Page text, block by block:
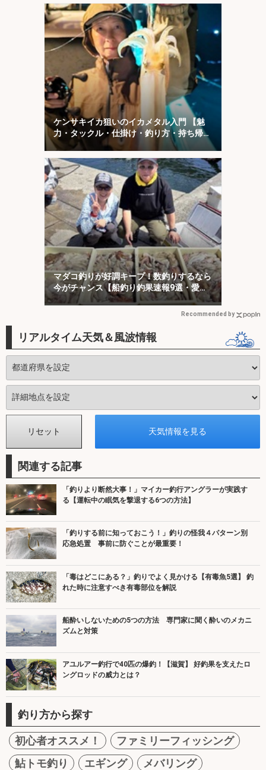
ケンサキイカ狙いのイカメタル入門 【魅
力・タックル・仕掛け・釣り方・持ち帰り
方を解説】
マダコ釣りが好調キープ！数釣りするなら
今がチャンス【船釣り釣果速報9選・愛
知】
Recommended by
リアルタイム天気＆風波情報
関連する記事
「釣りより断然大事！」マイカー釣行アングラーが実践す
る【運転中の眠気を撃退する6つの方法】
「釣りする前に知っておこう！」釣りの怪我４パターン別
応急処置 事前に防ぐことが最重要！
「毒はどこにある？」釣りでよく見かける【有毒魚5選】 釣
れた時に注意すべき有毒部位を解説
船酔いしないための5つの方法 専門家に聞く酔いのメカニ
ズムと対策
アユルアー釣行で40匹の爆釣！【滋賀】 好釣果を支えたロ
ングロッドの威力とは？
釣り方から探す
初心者オススメ！
ファミリーフィッシング
鮎トモ釣り
エギング
メバリング